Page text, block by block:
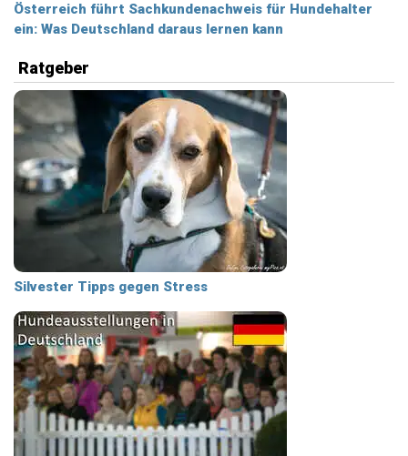
Österreich führt Sachkundenachweis für Hundehalter
ein: Was Deutschland daraus lernen kann
Ratgeber
Silvester Tipps gegen Stress